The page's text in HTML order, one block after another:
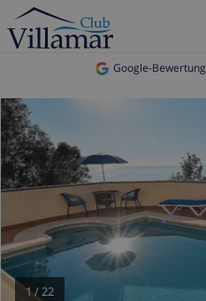
Google-Bewertung
1/22